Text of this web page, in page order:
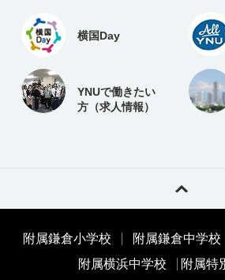
横国Day
YNUで働きたい
方（求人情報）
附属鎌倉小学校 附属鎌倉中学校
附属横浜中学校
附属特